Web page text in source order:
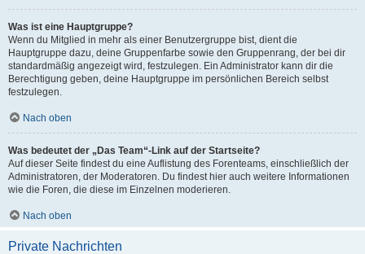
Was ist eine Hauptgruppe?
Wenn du Mitglied in mehr als einer Benutzergruppe bist, dient die
Hauptgruppe dazu, deine Gruppenfarbe sowie den Gruppenrang, der bei dir
standardmäßig angezeigt wird, festzulegen. Ein Administrator kann dir die
Berechtigung geben, deine Hauptgruppe im persönlichen Bereich selbst
festzulegen.
Nach oben
Was bedeutet der „Das Team“-Link auf der Startseite?
Auf dieser Seite findest du eine Auflistung des Forenteams, einschließlich der
Administratoren, der Moderatoren. Du findest hier auch weitere Informationen
wie die Foren, die diese im Einzelnen moderieren.
Nach oben
Private Nachrichten